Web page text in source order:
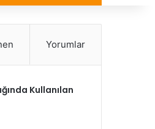
Yorumlar
Kullanılan